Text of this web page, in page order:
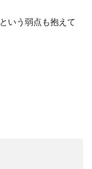
という弱点も抱えて